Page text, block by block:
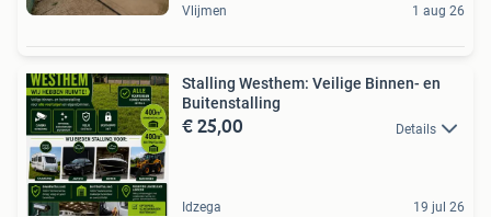
Vlijmen 1 aug 26
Stalling Westhem: Veilige Binnen- en
Buitenstalling
€ 25,00 Details
Idzega 19 jul 26